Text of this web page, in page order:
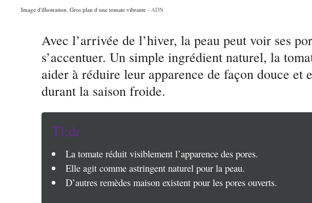
Image d'illustration. Gros plan d une tomate vibrante ADN
Avec l’arrivée de l’hiver, la peau peut voir ses
s’accentuer. Un simple ingrédient naturel, la
aider à réduire leur apparence de façon douce et
durant la saison froide.
Tl;dr
La tomate réduit visiblement l’apparence des pores.
Elle agit comme astringent naturel pour la peau.
D’autres remèdes maison existent pour les pores ouverts.